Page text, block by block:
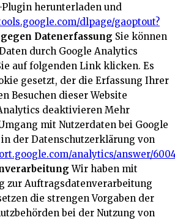
herunterladen und
dlpage/gaoptout?
Datenerfassung Sie können
durch Google Analytics
auf folgenden Link klicken. Es
gesetzt, der die Erfassung Ihrer
Besuchen dieser Website
deaktivieren Mehr
mit Nutzerdaten bei Google
der Datenschutzerklärung von
analytics/answer/
Wir haben mit
zur Auftragsdatenverarbeitung
die strengen Vorgaben der
bei der Nutzung von